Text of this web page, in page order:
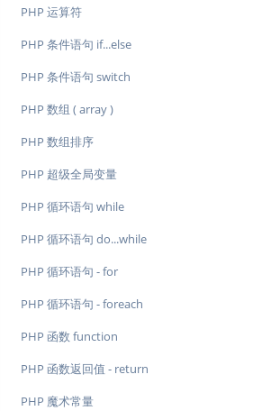
PHP 运算符
PHP 条件语句 if...else
PHP 条件语句 switch
PHP 数组 ( array )
PHP 数组排序
PHP 超级全局变量
PHP 循环语句 while
PHP 循环语句 do...while
PHP 循环语句 - for
PHP 循环语句 - foreach
PHP 函数 function
PHP 函数返回值 - return
PHP 魔术常量